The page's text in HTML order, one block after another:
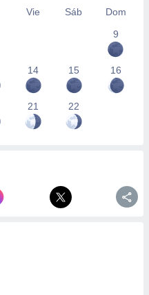
Vie Sáb
Dom
9
14 15 16
21 22